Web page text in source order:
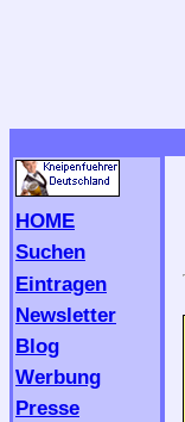
HOME
Suchen
Eintragen
Newsletter
Blog
Werbung
Presse